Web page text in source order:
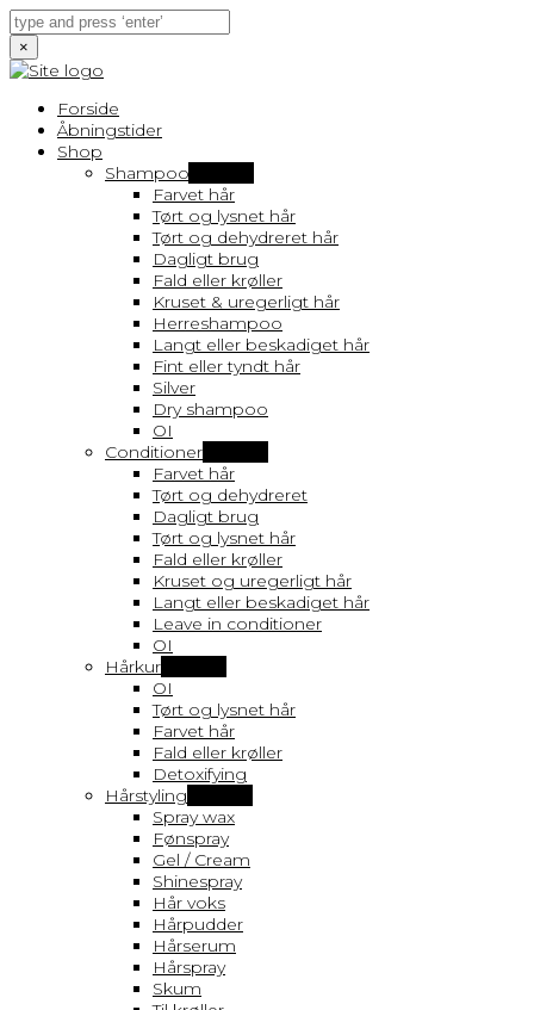
×
Forside
Åbningstider
Shop
Shampoo
Farvet hår
Tørt og lysnet hår
Tørt og dehydreret hår
Dagligt brug
Fald eller krøller
Kruset & uregerligt hår
Herreshampoo
Langt eller beskadiget hår
Fint eller tyndt hår
Silver
Dry shampoo
OI
Conditioner
Farvet hår
Tørt og dehydreret
Dagligt brug
Tørt og lysnet hår
Fald eller krøller
Kruset og uregerligt hår
Langt eller beskadiget hår
Leave in conditioner
OI
Hårkur
OI
Tørt og lysnet hår
Farvet hår
Fald eller krøller
Detoxifying
Hårstyling
Spray wax
Fønspray
Gel / Cream
Shinespray
Hår voks
Hårpudder
Hårserum
Hårspray
Skum